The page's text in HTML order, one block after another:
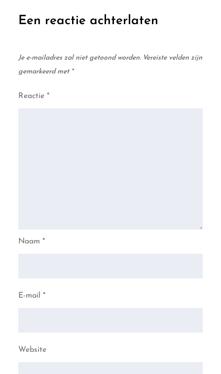
Een reactie achterlaten
Je e-mailadres zal niet getoond worden. Vereiste velden zijn
gemarkeerd met *
Reactie*
Naam*
E-mail*
Website